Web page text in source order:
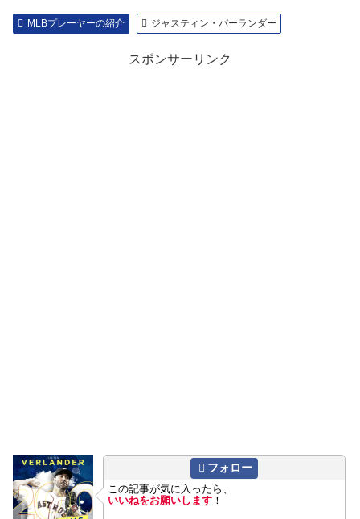
MLBプレーヤーの紹介 ジャスティン・バーランダー
スポンサーリンク
フォロー
この記事が気に入ったら、
いいねをお願いします ！